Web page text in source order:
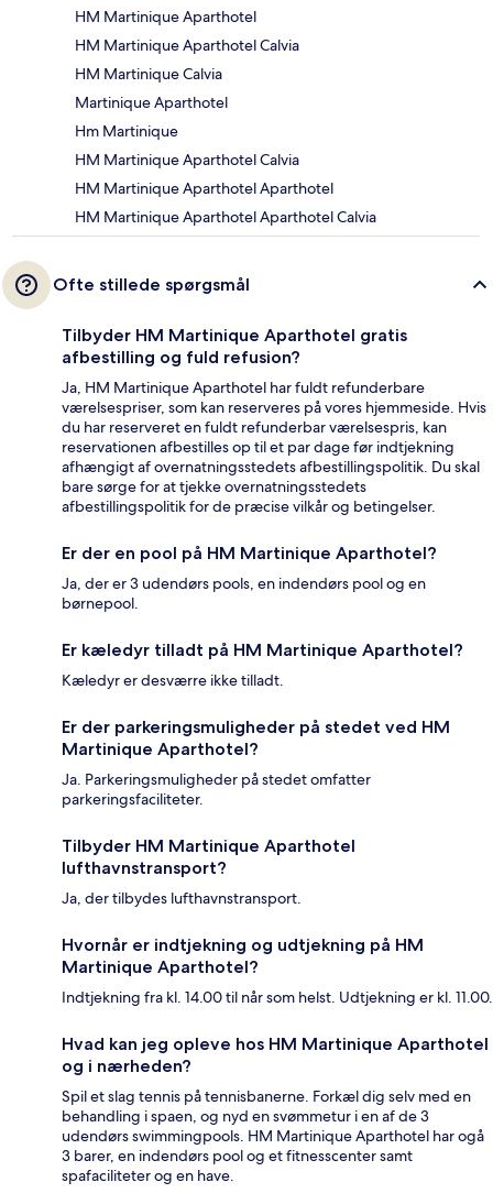
HM Martinique Aparthotel
HM Martinique Aparthotel Calvia
HM Martinique Calvia
Martinique Aparthotel
Hm Martinique
HM Martinique Aparthotel Calvia
HM Martinique Aparthotel Aparthotel
HM Martinique Aparthotel Aparthotel Calvia
Ofte stillede spørgsmål
Tilbyder HM Martinique Aparthotel gratis
afbestilling og fuld refusion?
Ja, HM Martinique Aparthotel har fuldt refunderbare
værelsespriser, som kan reserveres på vores hjemmeside. Hvis
du har reserveret en fuldt refunderbar værelsespris, kan
reservationen afbestilles op til et par dage før indtjekning
afhængigt af overnatningsstedets afbestillingspolitik. Du skal
bare sørge for at tjekke overnatningsstedets
afbestillingspolitik for de præcise vilkår og betingelser.
Er der en pool på HM Martinique Aparthotel?
Ja, der er 3 udendørs pools, en indendørs pool og en
børnepool.
Er kæledyr tilladt på HM Martinique Aparthotel?
Kæledyr er desværre ikke tilladt.
Er der parkeringsmuligheder på stedet ved HM
Martinique Aparthotel?
Ja. Parkeringsmuligheder på stedet omfatter
parkeringsfaciliteter.
Tilbyder HM Martinique Aparthotel
lufthavnstransport?
Ja, der tilbydes lufthavnstransport.
Hvornår er indtjekning og udtjekning på HM
Martinique Aparthotel?
Indtjekning fra kl. 14.00 til når som helst. Udtjekning er kl. 11.00.
Hvad kan jeg opleve hos HM Martinique Aparthotel
og i nærheden?
Spil et slag tennis på tennisbanerne. Forkæl dig selv med en
behandling i spaen, og nyd en svømmetur i en af de 3
udendørs swimmingpools. HM Martinique Aparthotel har ogå
3 barer, en indendørs pool og et fitnesscenter samt
spafaciliteter og en have.